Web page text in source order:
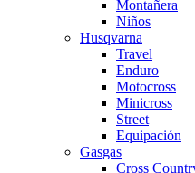
Montañera
Niños
Husqvarna
Travel
Enduro
Motocross
Minicross
Street
Equipación
Gasgas
Cross